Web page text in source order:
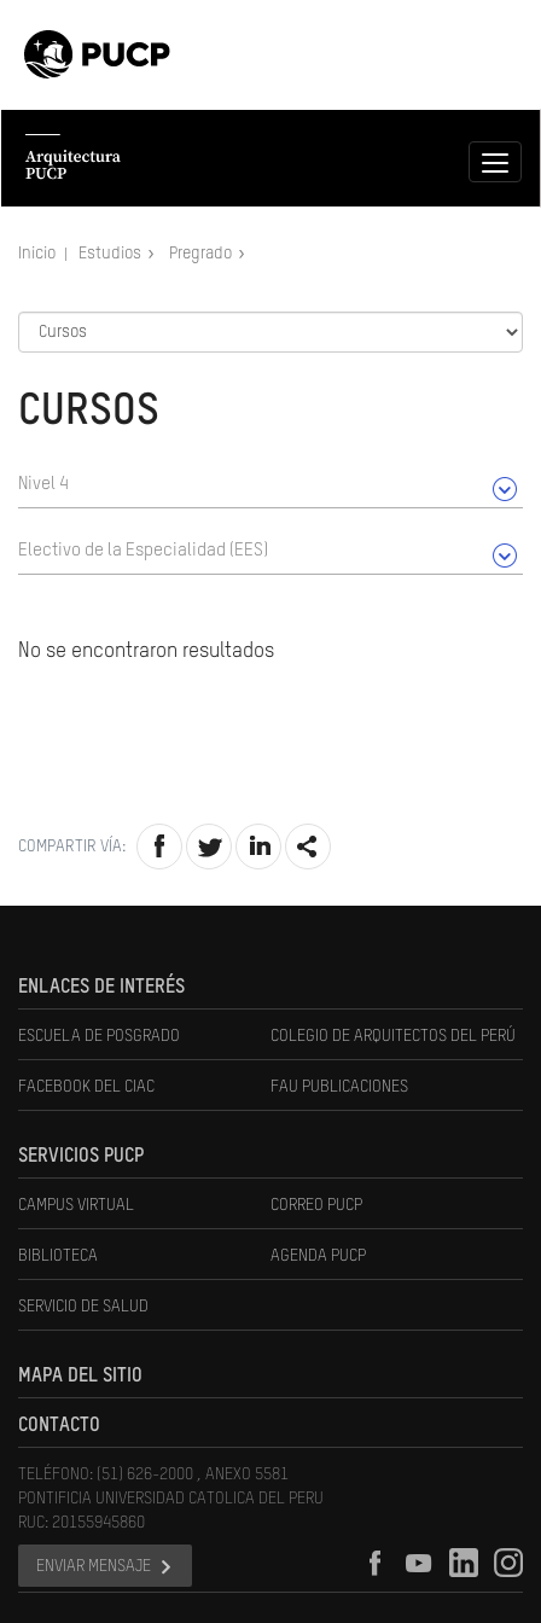
Inicio Estudios Pregrado
CURSOS
Nivel 4
Electivo de la Especialidad (EES)
No se encontraron resultados
COMPARTIR VÍA:
ENLACES DE INTERÉS
ESCUELA DE POSGRADO COLEGIO DE ARQUITECTOS DEL PERÚ
FACEBOOK DEL CIAC FAU PUBLICACIONES
SERVICIOS PUCP
CAMPUS VIRTUAL CORREO PUCP
BIBLIOTECA AGENDA PUCP
SERVICIO DE SALUD
MAPA DEL SITIO
CONTACTO
TELÉFONO: (51) 626-2000 , ANEXO 5581
PONTIFICIA UNIVERSIDAD CATOLICA DEL PERU
RUC: 20155945860
ENVIAR MENSAJE